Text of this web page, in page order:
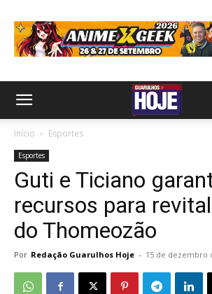
Início Esportes
Esportes
Guti e Ticiano
recursos para
do Thomeozão
Por Redação Guarulhos Hoje - 15 de dezembro